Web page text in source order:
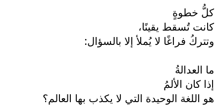
كلُّ خطوةٍ
كانت تُسقط يقينًا،
وتتركُ فراغًا لا يُملأ إلا بالسؤال:
ما العدالةُ
إذا كان الألمُ
هو اللغة الوحيدة التي لا يكذب بها العالم؟